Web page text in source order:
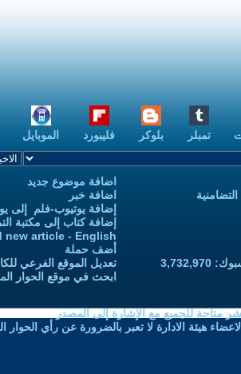
تمبلر بلوكر فليبورد الموبايل
اضافة موضوع جديد
اضافة خبر
إضافة يوتيوب-فلم إلى
إضافة كتاب إلى مكتبة
new article - English
أضف حملة
تعديل الموقع الفرعي
ابحث في موقع الحوار
متاحة للجميع مع الإشارة إلى المصدر
هيئة الادارة لا تعبر بالضرورة عن رأي الحوار